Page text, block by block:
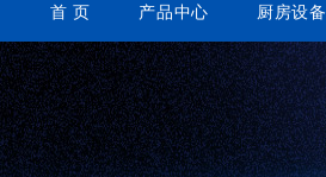
首 页 产品中心 厨房设备